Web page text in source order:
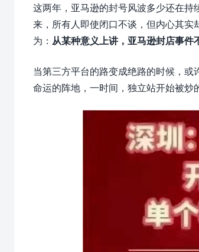
这两年，亚马逊的封号风波多少还在
来，所有人即使闭口不谈，但内心其
为： 从某种意义上讲，亚马逊封店事件
当第三方平台的路变成绝路的时候，
命运的阵地，一时间，独立站开始被炒